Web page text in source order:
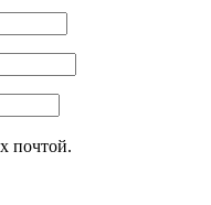
почтой.